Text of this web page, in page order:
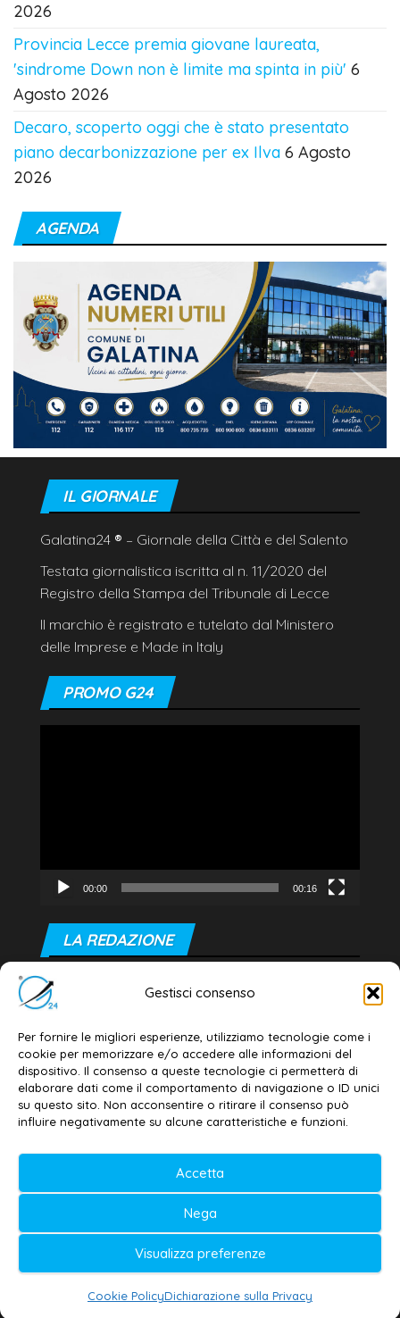
Gestisci consenso
Per fornire le migliori esperienze, utilizziamo tecnologie come i
cookie per memorizzare e/o accedere alle informazioni del
dispositivo. Il consenso a queste tecnologie ci permetterà di
elaborare dati come il comportamento di navigazione o ID unici
su questo sito. Non acconsentire o ritirare il consenso può
influire negativamente su alcune caratteristiche e funzioni.
Accetta
Nega
Visualizza preferenze
Cookie PolicyDichiarazione sulla Privacy
2026
Provincia Lecce premia giovane laureata,
'sindrome Down non è limite ma spinta in più' 6
Agosto 2026
Decaro, scoperto oggi che è stato presentato
piano decarbonizzazione per ex Ilva 6 Agosto
2026
AGENDA
IL GIORNALE
Galatina24 ® – Giornale della Città e del Salento
Testata giornalistica iscritta al n. 11/2020 del
Registro della Stampa del Tribunale di Lecce
Il marchio è registrato e tutelato dal Ministero
delle Imprese e Made in Italy
PROMO G24
00:00 00:16
LA REDAZIONE
Editore e direttore responsabile:
Dott. Daniele G. Masciullo
Email: redazione@galatina24.it
Contatti –Disclaimer
Privacy policy –Cookie policy
Testata iscritta al n. 11/2020 Registro della
Stampa Tribunale di Lecce
Editore e direttore responsabile:
Daniele G. Masciullo